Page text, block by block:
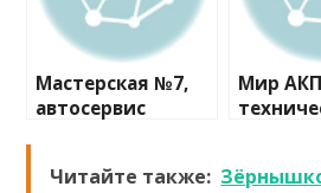
Мастерская №7,
автосервис
Мир
Читайте также: